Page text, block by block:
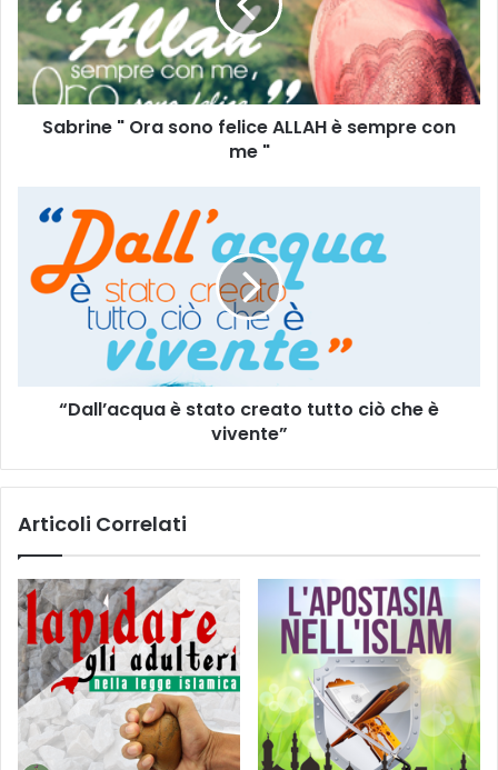
Sabrine " Ora sono felice ALLAH è sempre con
me "
“Dall’acqua è stato creato tutto ciò che è
vivente”
Articoli Correlati